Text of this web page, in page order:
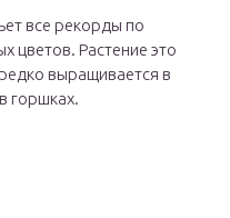
все рекорды по
цветов. Растение это
выращивается в
горшках.